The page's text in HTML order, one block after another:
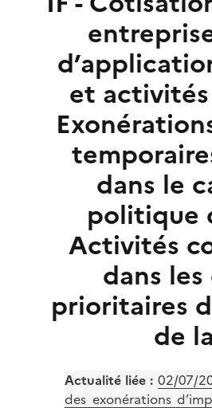
et
dans le
politique
Activités
dans
prioritaires
de
Actualité liée : 02/07/
des exonérations